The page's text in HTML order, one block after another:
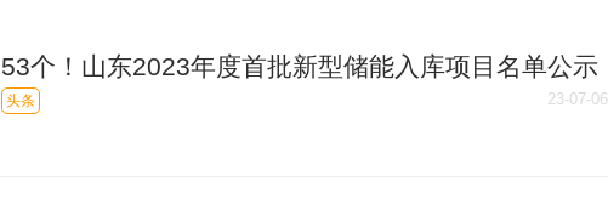
53个！山东2023年度首批新型储能入库项目名单公示
头条 23-07-06